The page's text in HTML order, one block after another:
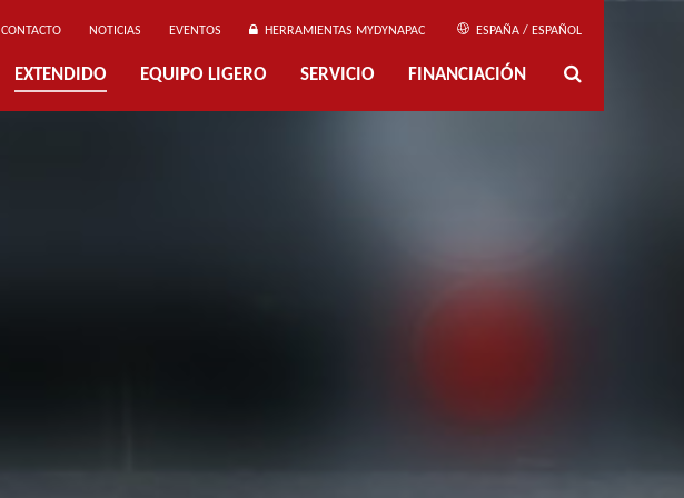
CONTACTO NOTICIAS EVENTOS HERRAMIENTAS MYDYNAPAC ESPAÑA / ESPAÑOL
EXTENDIDO EQUIPO LIGERO SERVICIO FINANCIACIÓN